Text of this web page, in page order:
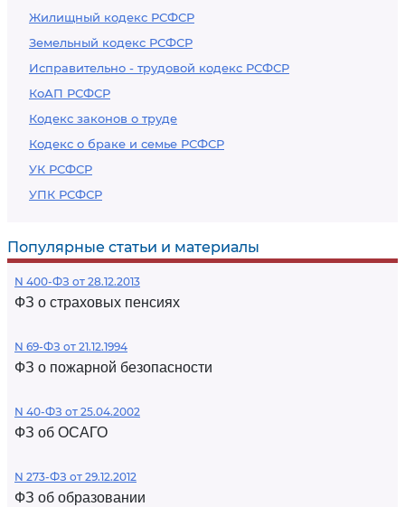
Жилищный кодекс РСФСР
Земельный кодекс РСФСР
Исправительно - трудовой кодекс РСФСР
КоАП РСФСР
Кодекс законов о труде
Кодекс о браке и семье РСФСР
УК РСФСР
УПК РСФСР
Популярные статьи и материалы
N 400-ФЗ от 28.12.2013
ФЗ о страховых пенсиях
N 69-ФЗ от 21.12.1994
ФЗ о пожарной безопасности
N 40-ФЗ от 25.04.2002
ФЗ об ОСАГО
N 273-ФЗ от 29.12.2012
ФЗ об образовании